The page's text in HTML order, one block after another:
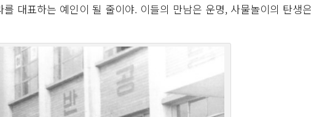
대표하는 예인이 될 줄이야. 이들의 만남은 운명, 사물놀이의 탄생